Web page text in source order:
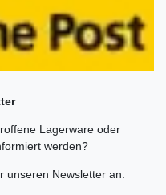
Lagerware oder
werden?
unseren Newsletter an.